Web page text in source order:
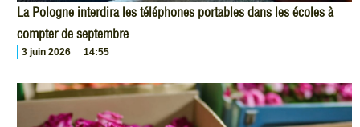
La Pologne interdira les téléphones portables dans les écoles à
compter de septembre
3 juin 2026 14:55